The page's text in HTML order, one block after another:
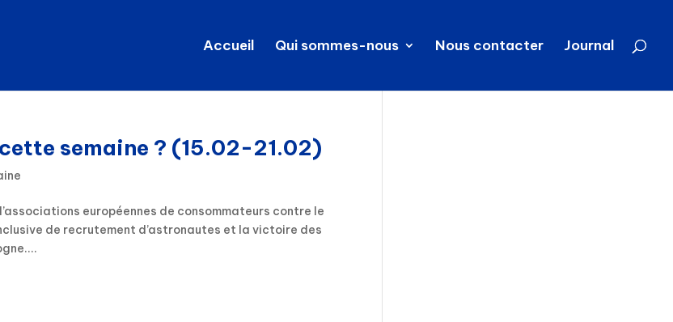
Accueil Qui sommes-nous Nous contacter Journal
semaine ? (15.02-21.02)
européennes de consommateurs contre le
de recrutement d’astronautes et la victoire des